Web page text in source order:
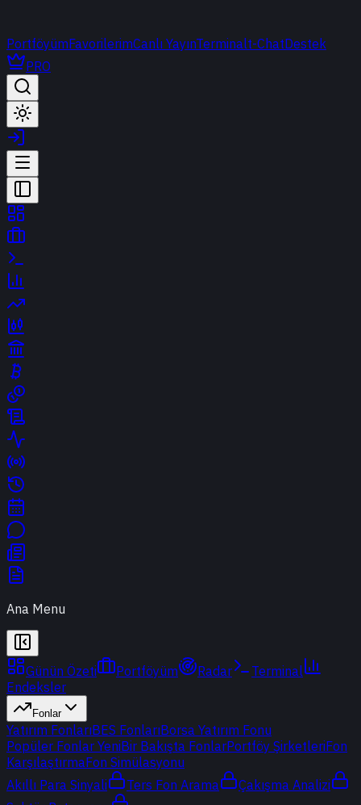
PortföyümFavorilerimCanlı YayınTerminalt-ChatDestek
PRO
Ana Menu
Günün Özeti Portföyüm Radar
Terminal
Endeksler
Fonlar
Yatırım FonlarıBES FonlarıBorsa Yatırım Fonu
Popüler Fonlar YeniBir Bakışta FonlarPortföy ŞirketleriFon
KarşılaştırmaFon Simülasyonu
Akıllı Para Sinyali
Ters Fon Arama
Çakışma Analizi